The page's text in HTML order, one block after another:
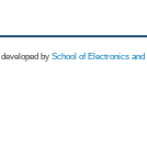
developed by School of Electronics